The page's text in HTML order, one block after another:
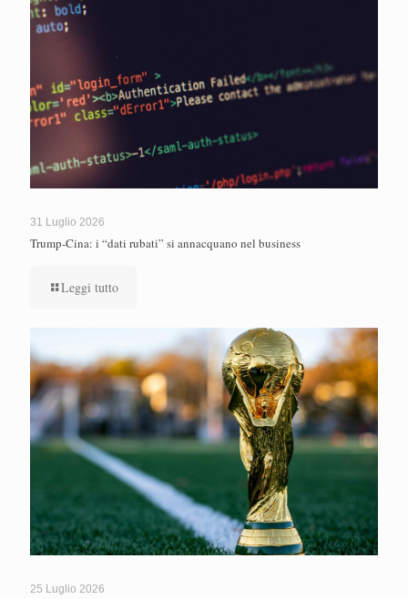
31 Luglio 2026
Trump-Cina: i “dati rubati” si annacquano nel business
Leggi tutto
25 Luglio 2026